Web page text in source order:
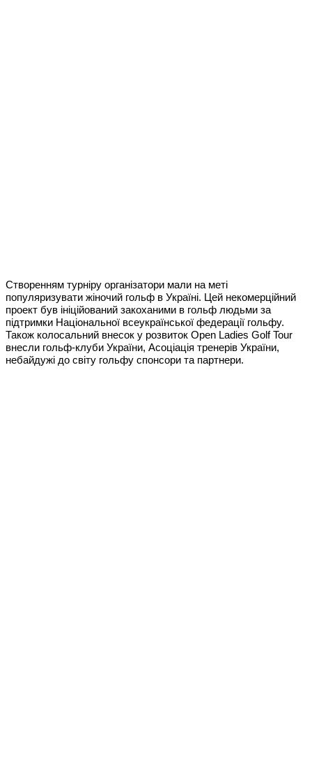
Створенням турніру організатори мали на меті
популяризувати жіночий гольф в Україні. Цей некомерційний
проект був ініційований закоханими в гольф людьми за
підтримки Національної всеукраїнської федерації гольфу.
Також колосальний внесок у розвиток Open Ladies Golf Tour
внесли гольф-клуби України, Асоціація тренерів України,
небайдужі до світу гольфу спонсори та партнери.